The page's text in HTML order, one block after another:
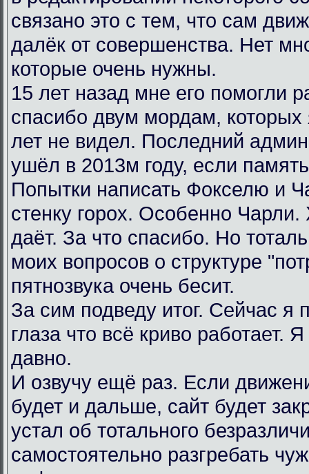
связано это с тем, что сам
далёк от совершенства. Нет
которые очень нужны.
15 лет назад мне его помогли
спасибо двум мордам, которых
лет не видел. Последний
ушёл в 2013м году, если
Попытки написать Фокселю и
стенку горох. Особенно Чарли.
даёт. За что спасибо. Но
моих вопросов о структуре
пятнозвука очень бесит.
За сим подведу итог. Сейчас я
глаза что всё криво работает.
давно.
И озвучу ещё раз. Если
будет и дальше, сайт будет
устал об тотального
самостоятельно разгребать